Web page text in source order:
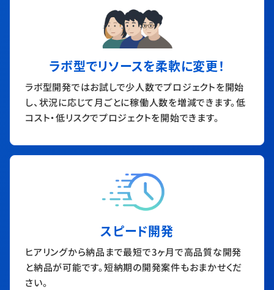
ラボ型でリソースを柔軟に変更！
ラボ型開発ではお試しで少人数でプロジェクトを開始
し、状況に応じて月ごとに稼働人数を増減できます。低
コスト・低リスクでプロジェクトを開始できます。
スピード開発
ヒアリングから納品まで最短で3ヶ月で高品質な開発
と納品が可能です。短納期の開発案件もおまかせくだ
さい。